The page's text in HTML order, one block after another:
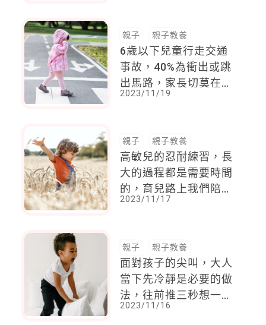
親子 親子教養
6歲以下兒童行走交通
事故，40%為衝出或跳
出馬路，家長切莫在馬
路對向呼喊孩子！快看
2023/11/19
親子 親子教養
高敏兒的忍耐練習，長
大的過程都是需要時間
的，育兒路上我們陪孩
子慢慢來
2023/11/17
親子 親子教養
面對孩子的尖叫，大人
當下先冷靜是必要的做
法，往前推三秒想一
想，「剛發生甚麼
2023/11/16